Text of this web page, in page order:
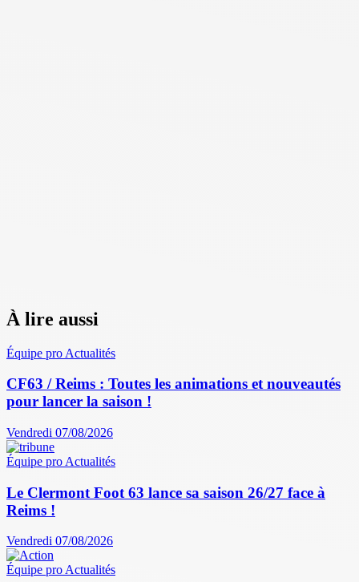
À lire aussi
Équipe pro Actualités
CF63 / Reims : Toutes les animations et nouveautés
pour lancer la saison !
Vendredi 07/08/2026
Équipe pro Actualités
Le Clermont Foot 63 lance sa saison 26/27 face à
Reims !
Vendredi 07/08/2026
Équipe proActualités